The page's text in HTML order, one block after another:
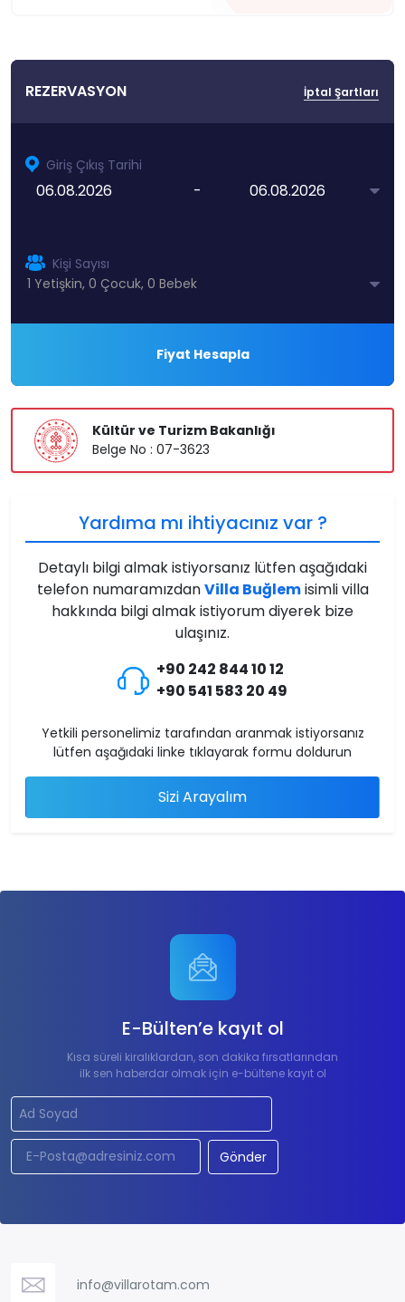
REZERVASYON İptal Şartları
Giriş Çıkış Tarihi
-
Kişi Sayısı
Fiyat Hesapla
Kültür ve Turizm Bakanlığı
Belge No : 07-3623
Yardıma mı ihtiyacınız var ?
Detaylı bilgi almak istiyorsanız lütfen aşağıdaki
telefon numaramızdanVilla Buğlemisimli villa
hakkında bilgi almak istiyorum diyerek bize
ulaşınız.
+90 242 844 10 12
+90 541 583 20 49
Yetkili personelimiz tarafından aranmak istiyorsanız
lütfen aşağıdaki linke tıklayarak formu doldurun
Sizi Arayalım
E-Bülten’e kayıt ol
Kısa süreli kiralıklardan, son dakika fırsatlarından
ilk sen haberdar olmak için e-bültene kayıt ol
Gönder
info@villarotam.com